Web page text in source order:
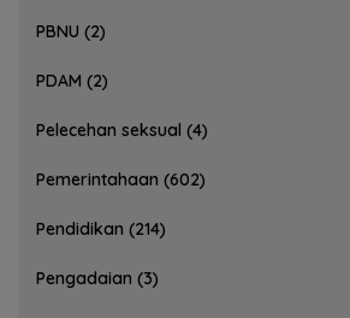
PBNU (2)
PDAM (2)
Pelecehan seksual (4)
Pemerintahaan (602)
Pendidikan (214)
Pengadaian (3)